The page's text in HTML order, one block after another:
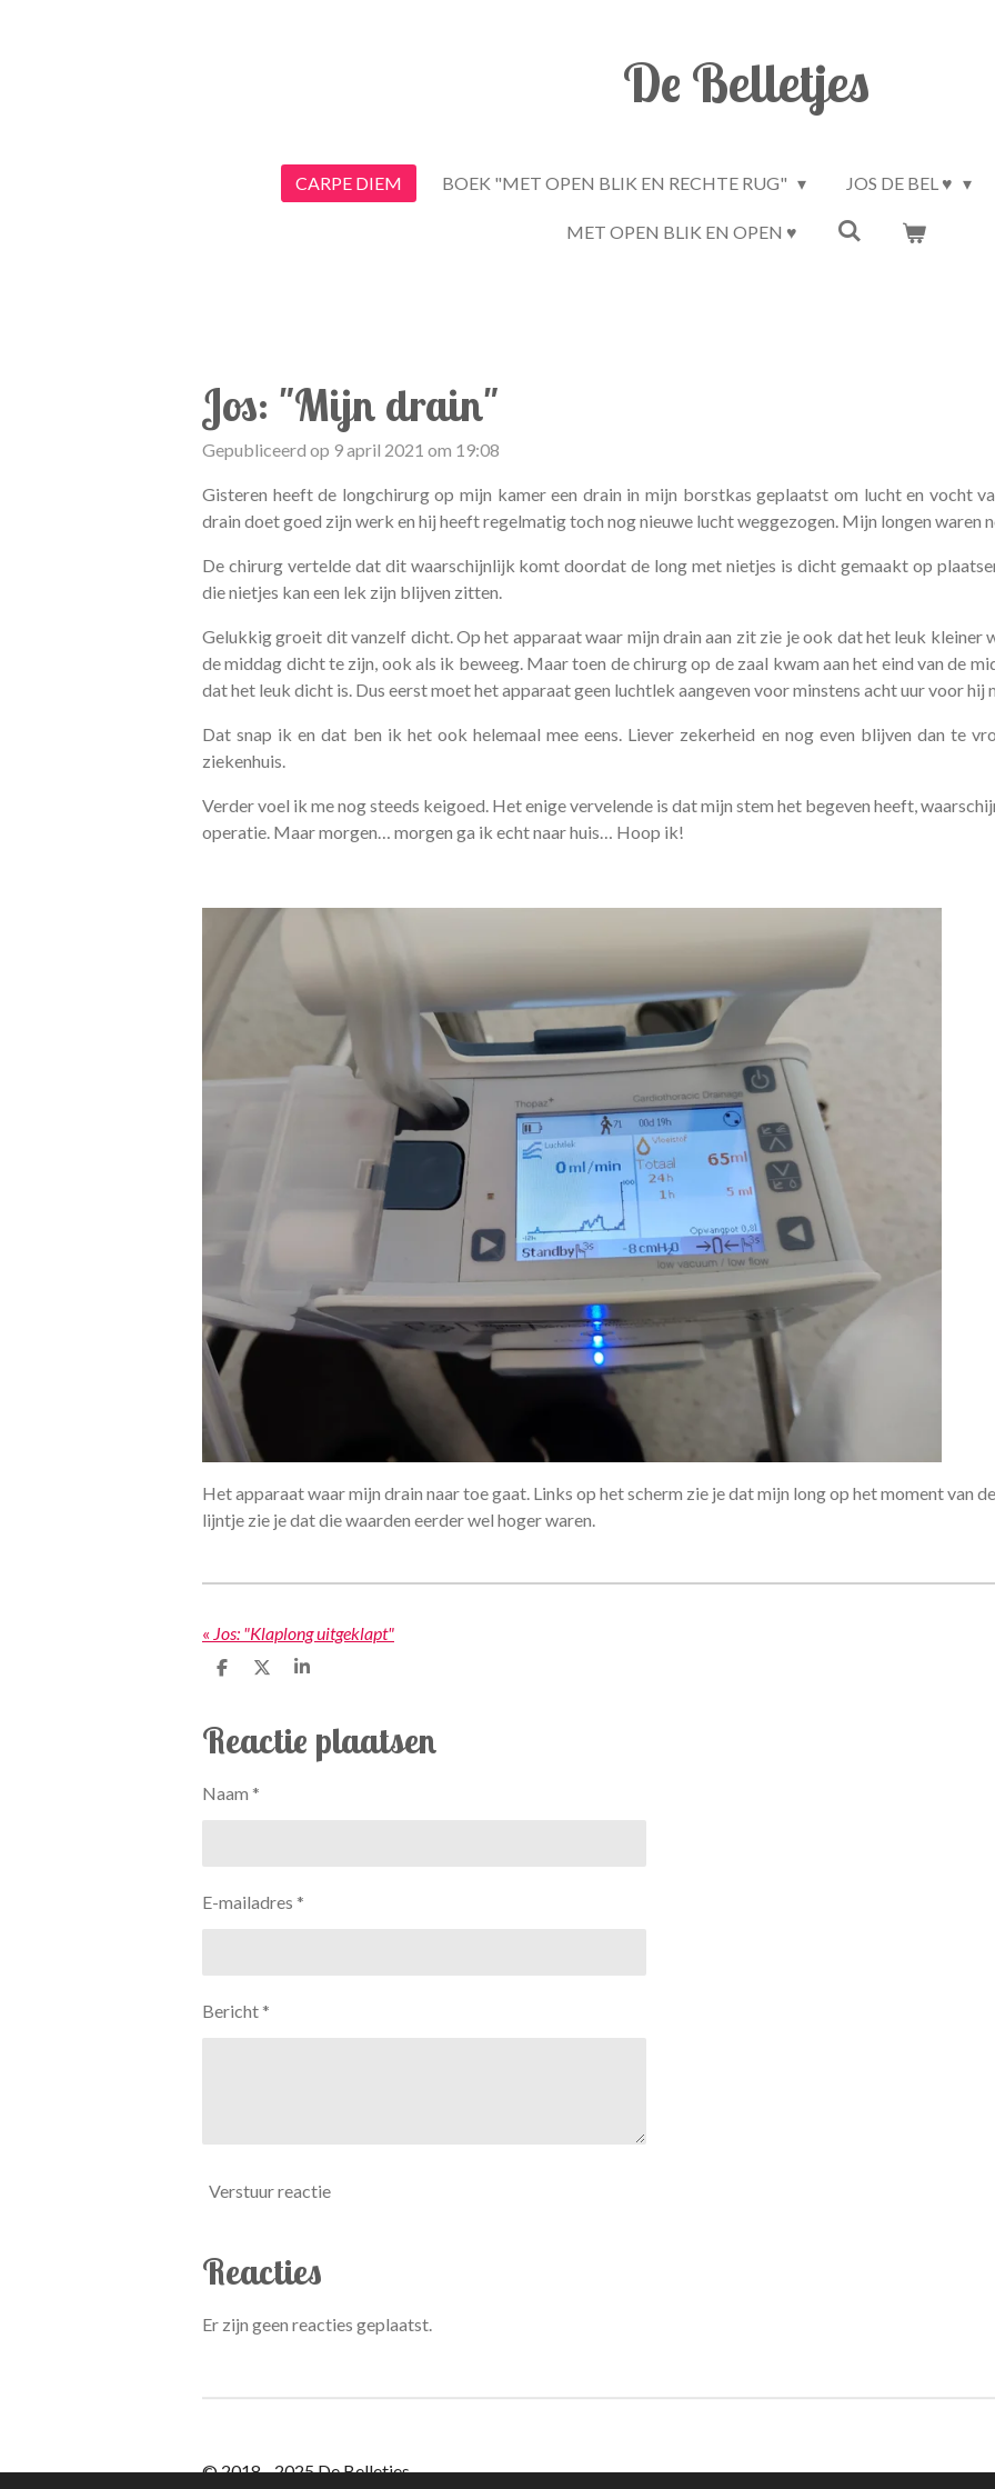
De Belletjes
CARPE DIEM BOEK "MET OPEN BLIK EN RECHTE RUG" JOS DE BEL ♥
MET OPEN BLIK EN OPEN ♥
Jos: "Mijn drain"
Gepubliceerd op 9 april 2021 om 19:08
Gisteren heeft de longchirurg op mijn kamer een drain in mijn borstkas geplaatst om lucht en vocht
drain doet goed zijn werk en hij heeft regelmatig toch nog nieuwe lucht weggezogen. Mijn longen waren
De chirurg vertelde dat dit waarschijnlijk komt doordat de long met nietjes is dicht gemaakt op
die nietjes kan een lek zijn blijven zitten.
Gelukkig groeit dit vanzelf dicht. Op het apparaat waar mijn drain aan zit zie je ook dat het leuk kleiner
de middag dicht te zijn, ook als ik beweeg. Maar toen de chirurg op de zaal kwam aan het eind van de
dat het leuk dicht is. Dus eerst moet het apparaat geen luchtlek aangeven voor minstens acht uur voor hij
Dat snap ik en dat ben ik het ook helemaal mee eens. Liever zekerheid en nog even blijven dan te
ziekenhuis.
Verder voel ik me nog steeds keigoed. Het enige vervelende is dat mijn stem het begeven heeft,
operatie. Maar morgen… morgen ga ik echt naar huis… Hoop ik!
Het apparaat waar mijn drain naar toe gaat. Links op het scherm zie je dat mijn long op het moment van
lijntje zie je dat die waarden eerder wel hoger waren.
« Jos: "Klaplong uitgeklapt"
D
e
n
D
S
e
Reactie plaatsen
Naam *
E-mailadres *
Bericht *
Verstuur reactie
Reacties
Er zijn geen reacties geplaatst.
© 2018 - 2025 De Belletjes